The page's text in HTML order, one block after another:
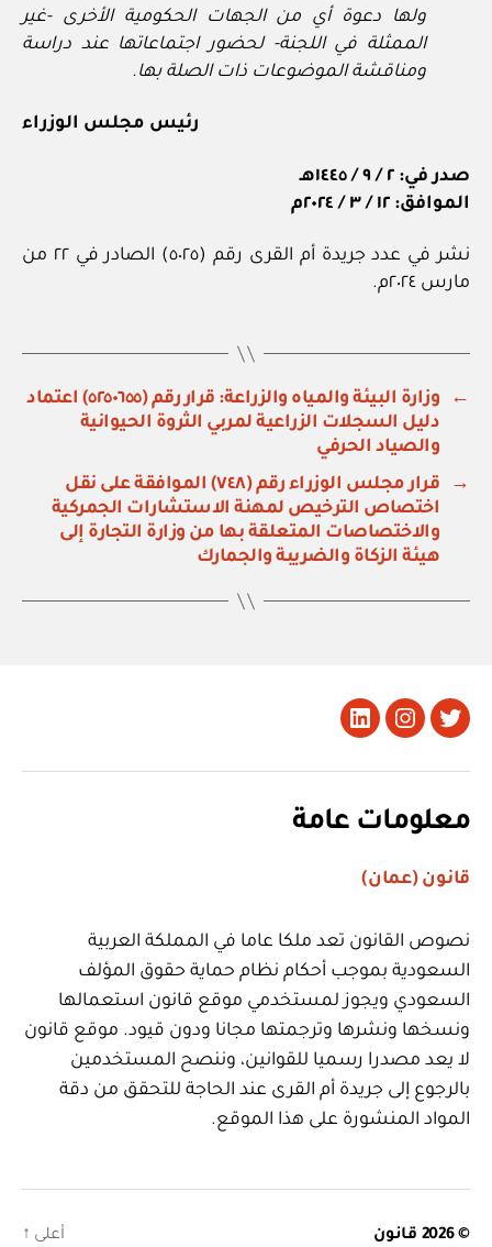
ولها دعوة أي من الجهات الحكومية الأخرى -غير
الممثلة في اللجنة- لحضور اجتماعاتها عند دراسة
ومناقشة الموضوعات ذات الصلة بها.
رئيس مجلس الوزراء
صدر في: ٢ / ٩ / ١٤٤٥هـ
الموافق: ١٢ / ٣ / ٢٠٢٤م
نشر في عدد جريدة أم القرى رقم (٥٠٢٥) الصادر في ٢٢ من
مارس ٢٠٢٤م.
←
وزارة البيئة والمياه والزراعة: قرار رقم (٥٢٥٠٦٥٥) اعتماد
دليل السجلات الزراعية لمربي الثروة الحيوانية
والصياد الحرفي
→
قرار مجلس الوزراء رقم (٧٤٨) الموافقة على نقل
اختصاص الترخيص لمهنة الاستشارات الجمركية
والاختصاصات المتعلقة بها من وزارة التجارة إلى
هيئة الزكاة والضريبة والجمارك
تويتر Instagram
LinkedIn
معلومات عامة
قانون (عمان)
نصوص القانون تعد ملكا عاما في المملكة العربية
السعودية بموجب أحكام نظام حماية حقوق المؤلف
السعودي ويجوز لمستخدمي موقع قانون استعمالها
ونسخها ونشرها وترجمتها مجانا ودون قيود. موقع قانون
لا يعد مصدرا رسميا للقوانين، وننصح المستخدمين
بالرجوع إلى جريدة أم القرى عند الحاجة للتحقق من دقة
المواد المنشورة على هذا الموقع.
© 2026 قانون أعلى ↑